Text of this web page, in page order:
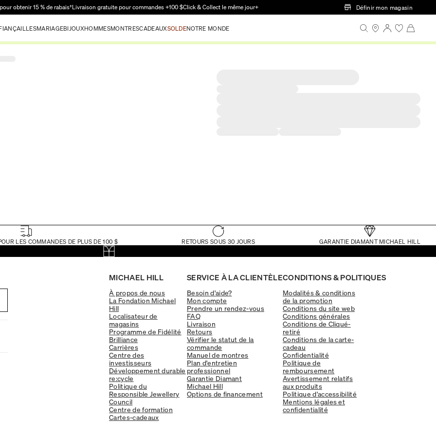
Passer au contenu principal
obtenir 15 % de rabais†Livraison gratuite pour commandes +100 $Click & Collect le même jour+ Définir mon magasin
MARIAGEBIJOUXHOMMESMONTRESCADEAUXSOLDENOTRE MONDE
LES COMMANDES DE PLUS DE 100 $ RETOURS SOUS 30 JOURS GARANTIE DIAMANT MICHAEL HILL
MICHAEL HILL
À propos de nous
La Fondation Michael
Hill
Localisateur de
magasins
Programme de Fidélité
Brilliance
Carrières
Centre des
investisseurs
Développement durable
re:cycle
Politique du
Responsible Jewellery
Council
Centre de formation
Cartes-cadeaux
SERVICE À LA CLIENTÈLE
Besoin d'aide?
Mon compte
Prendre un rendez-vous
FAQ
Livraison
Retours
Vérifier le statut de la
commande
Manuel de montres
Plan d'entretien
professionnel
Garantie Diamant
Michael Hill
Options de financement
CONDITIONS & POLITIQUES
Modalités & conditions
de la promotion
Conditions du site web
Conditions générales
Conditions de Cliqué-
retiré
Conditions de la carte-
cadeau
Confidentialité
Politique de
remboursement
Avertissement relatifs
aux produits
Politique d'accessibilité
Mentions légales et
confidentialité